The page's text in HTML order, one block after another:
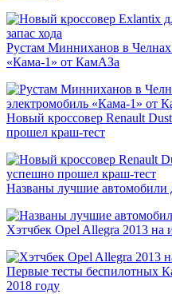
Рустам Минниханов в Челнах
«Кама-1» от КамАЗа
Новый кроссовер Renault
прошел краш-тест
Названы лучшие автомобили
Хэтчбек Opel Allegra 2013 на
Первые тесты беспилотных
2018 году